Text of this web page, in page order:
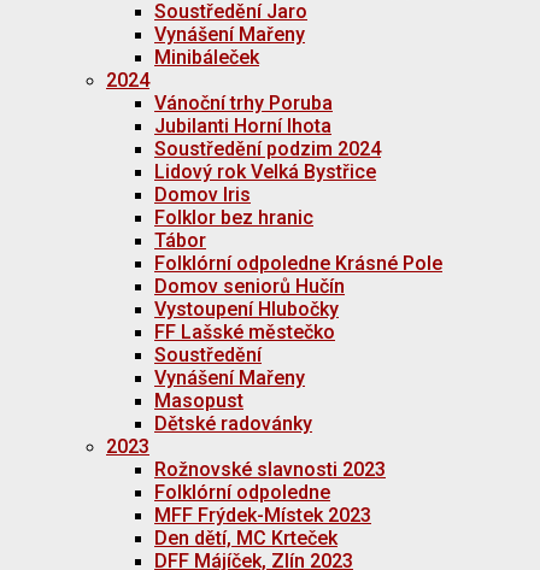
Soustředění Jaro
Vynášení Mařeny
Minibáleček
2024
Vánoční trhy Poruba
Jubilanti Horní lhota
Soustředění podzim 2024
Lidový rok Velká Bystřice
Domov Iris
Folklor bez hranic
Tábor
Folklórní odpoledne Krásné Pole
Domov seniorů Hučín
Vystoupení Hlubočky
FF Lašské městečko
Soustředění
Vynášení Mařeny
Masopust
Dětské radovánky
2023
Rožnovské slavnosti 2023
Folklórní odpoledne
MFF Frýdek-Místek 2023
Den dětí, MC Krteček
DFF Májíček, Zlín 2023